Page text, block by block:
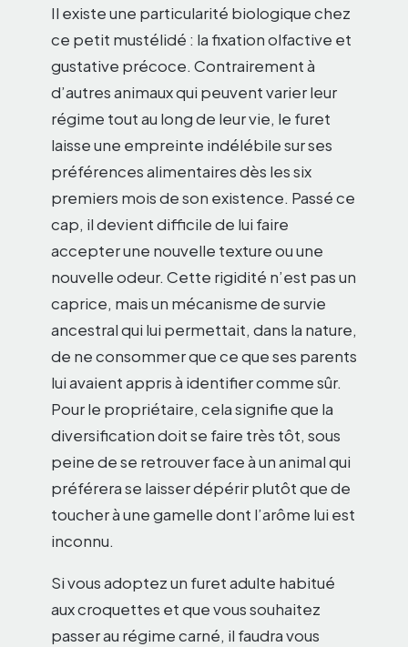
Il existe une particularité biologique chez
ce petit mustélidé : la fixation olfactive et
gustative précoce. Contrairement à
d’autres animaux qui peuvent varier leur
régime tout au long de leur vie, le furet
laisse une empreinte indélébile sur ses
préférences alimentaires dès les six
premiers mois de son existence. Passé ce
cap, il devient difficile de lui faire
accepter une nouvelle texture ou une
nouvelle odeur. Cette rigidité n’est pas un
caprice, mais un mécanisme de survie
ancestral qui lui permettait, dans la nature,
de ne consommer que ce que ses parents
lui avaient appris à identifier comme sûr.
Pour le propriétaire, cela signifie que la
diversification doit se faire très tôt, sous
peine de se retrouver face à un animal qui
préférera se laisser dépérir plutôt que de
toucher à une gamelle dont l’arôme lui est
inconnu.
Si vous adoptez un furet adulte habitué
aux croquettes et que vous souhaitez
passer au régime carné, il faudra vous